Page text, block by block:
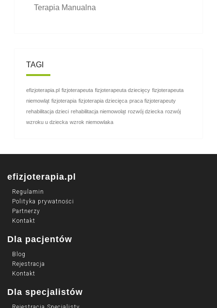
Terapia Manualna
TAGI
efizjoterapia.pl fizjoterapeuta fizjoterapeuta dziecięcy fizjoterapeuta
niemowląt fizjoterapia fizjoterapia dziecięca praca fizjoterapeuty
rehabilitacja dzieci rehabilitacja niemowoląt rozwój dziecka rozwój
wzroku u dziecka wzrok niemowlaka
efizjoterapia.pl
Regulamin
Polityka prywatności
Partnerzy
Kontakt
Dla pacjentów
Blog
Rejestracja
Kontakt
Dla specjalistów